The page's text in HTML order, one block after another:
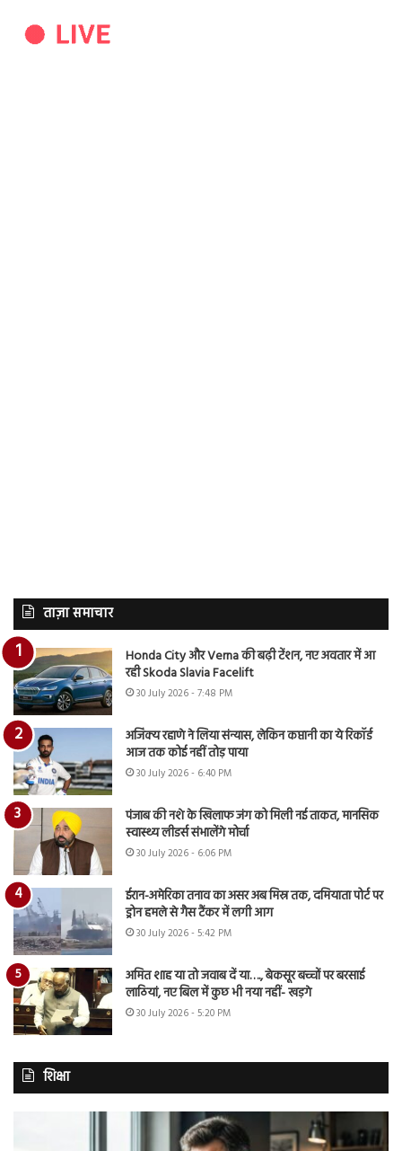
ताज़ा समाचार
Honda City और Verna की बढ़ी टेंशन, नए अवतार में आ
रही Skoda Slavia Facelift
30 July 2026 - 7:48 PM
अजिंक्य रहाणे ने लिया संन्यास, लेकिन कप्तानी का ये रिकॉर्ड
आज तक कोई नहीं तोड़ पाया
30 July 2026 - 6:40 PM
पंजाब की नशे के खिलाफ जंग को मिली नई ताकत, मानसिक
स्वास्थ्य लीडर्स संभालेंगे मोर्चा
30 July 2026 - 6:06 PM
ईरान-अमेरिका तनाव का असर अब मिस्र तक, दमियाता पोर्ट पर
ड्रोन हमले से गैस टैंकर में लगी आग
30 July 2026 - 5:42 PM
अमित शाह या तो जवाब दें या…., बेकसूर बच्चों पर बरसाई
लाठियां, नए बिल में कुछ भी नया नहीं- खड़गे
30 July 2026 - 5:20 PM
शिक्षा